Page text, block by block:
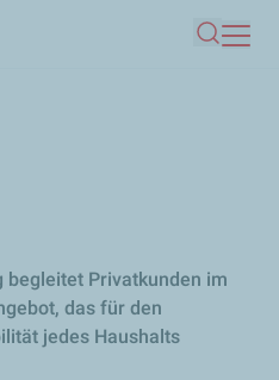
Suche
begleitet Privatkunden im
das für den
jedes Haushalts